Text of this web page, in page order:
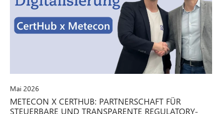
Mai 2026
METECON X CERTHUB: PARTNERSCHAFT FÜR
STEUERBARE UND TRANSPARENTE REGULATORY-